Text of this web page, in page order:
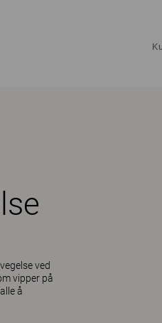
ved
vipper på
å